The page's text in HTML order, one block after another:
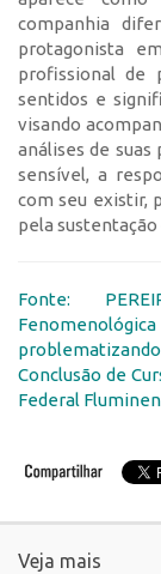
companhia
protagonista
profissional de
sentidos e
visando
análises de suas
sensível, a
com seu existir,
pela
Fonte:
Conclusão de
Federal
Veja mais